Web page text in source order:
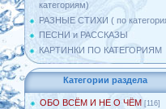
категориям)
РАЗНЫЕ СТИХИ ( по
ПЕСНИ и РАССКАЗЫ
КАРТИНКИ ПО КАТЕГОРИЯМ
Категории раздела
ОБО ВСЁМ И НЕ О ЧЁМ [116]